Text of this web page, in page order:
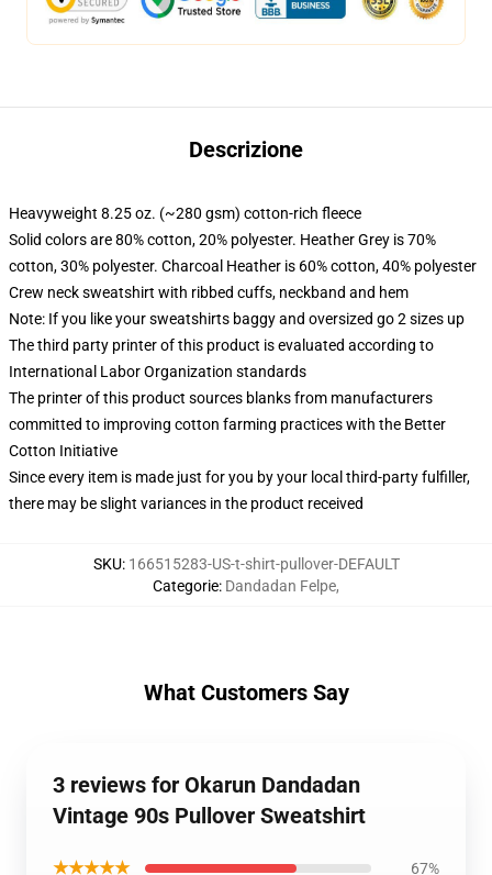
Descrizione
Heavyweight 8.25 oz. (~280 gsm) cotton-rich fleece
Solid colors are 80% cotton, 20% polyester. Heather Grey is 70%
cotton, 30% polyester. Charcoal Heather is 60% cotton, 40% polyester
Crew neck sweatshirt with ribbed cuffs, neckband and hem
Note: If you like your sweatshirts baggy and oversized go 2 sizes up
The third party printer of this product is evaluated according to
International Labor Organization standards
The printer of this product sources blanks from manufacturers
committed to improving cotton farming practices with the Better
Cotton Initiative
Since every item is made just for you by your local third-party fulfiller,
there may be slight variances in the product received
SKU: 166515283-US-t-shirt-pullover-DEFAULT
Categorie: Dandadan Felpe,
What Customers Say
3 reviews for Okarun Dandadan
Vintage 90s Pullover Sweatshirt
★★★★★ 67%